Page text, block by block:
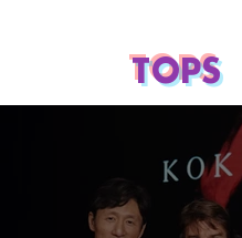
TOPS